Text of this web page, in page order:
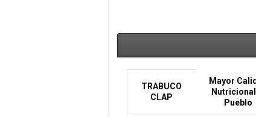
TRABUCO
CLAP
Mayor
Pueblo